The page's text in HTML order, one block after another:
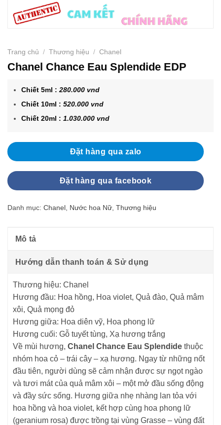
Trang chủ / Thương hiệu / Chanel
Chanel Chance Eau Splendide EDP
Chiết 5ml :280.000 vnd
Chiết 10ml :520.000 vnd
Chiết 20ml :1.030.000 vnd
Đặt hàng qua zalo
Đặt hàng qua facebook
Danh mục: Chanel Nước hoa Nữ Thương hiệu
Mô tả
Hướng dẫn thanh toán & Sử dụng
Thương hiệu: Chanel
Hương đầu: Hoa hồng, Hoa violet, Quả đào, Quả mâm
xôi, Quả mọng đỏ
Hương giữa: Hoa diên vỹ, Hoa phong lữ
Hương cuối: Gỗ tuyết tùng, Xạ hương trắng
Về mùi hương, Chanel Chance Eau Splendide thuộc
nhóm hoa cỏ – trái cây – xạ hương. Ngay từ những nốt
đầu tiên, người dùng sẽ cảm nhận được sự ngọt ngào
và tươi mát của quả mâm xôi – một mở đầu sống động
và đầy sức sống. Hương giữa nhẹ nhàng lan tỏa với
hoa hồng và hoa violet, kết hợp cùng hoa phong lữ
(geranium rosa) được trồng tại vùng Grasse – vùng đất